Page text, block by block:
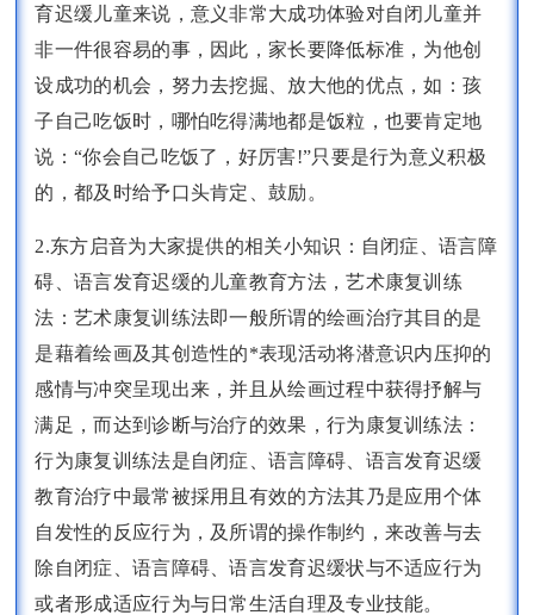
育迟缓儿童来说，意义非常大成功体验对自闭儿童并
非一件很容易的事，因此，家长要降低标准，为他创
设成功的机会，努力去挖掘、放大他的优点，如：孩
子自己吃饭时，哪怕吃得满地都是饭粒，也要肯定地
说：“你会自己吃饭了，好厉害!”只要是行为意义积极
的，都及时给予口头肯定、鼓励。
2.东方启音为大家提供的相关小知识：自闭症、语言障
碍、语言发育迟缓的儿童教育方法，艺术康复训练
法：艺术康复训练法即一般所谓的绘画治疗其目的是
是藉着绘画及其创造性的*表现活动将潜意识内压抑的
感情与冲突呈现出来，并且从绘画过程中获得抒解与
满足，而达到诊断与治疗的效果，行为康复训练法：
行为康复训练法是自闭症、语言障碍、语言发育迟缓
教育治疗中最常被採用且有效的方法其乃是应用个体
自发性的反应行为，及所谓的操作制约，来改善与去
除自闭症、语言障碍、语言发育迟缓状与不适应行为
或者形成适应行为与日常生活自理及专业技能。